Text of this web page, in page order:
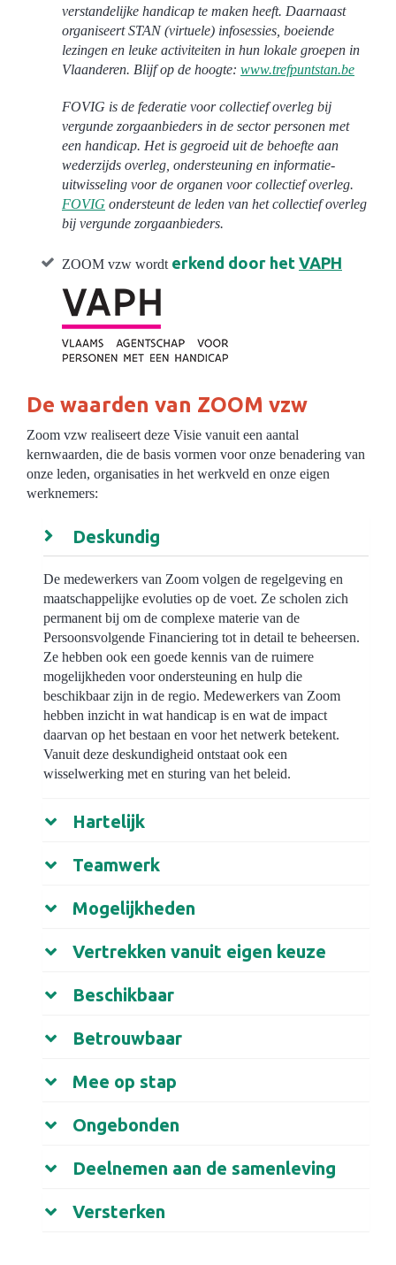
verstandelijke handicap te maken heeft. Daarnaast
organiseert STAN (virtuele) infosessies, boeiende
lezingen en leuke activiteiten in hun lokale groepen in
Vlaanderen. Blijf op de hoogte: www.trefpuntstan.be
FOVIG is de federatie voor collectief overleg bij
vergunde zorgaanbieders in de sector personen met
een handicap. Het is gegroeid uit de behoefte aan
wederzijds overleg, ondersteuning en informatie-
uitwisseling voor de organen voor collectief overleg.
FOVIG ondersteunt de leden van het collectief overleg
bij vergunde zorgaanbieders.
ZOOM vzw wordt erkend door het VAPH
De waarden van ZOOM vzw
Zoom vzw realiseert deze Visie vanuit een aantal
kernwaarden, die de basis vormen voor onze benadering van
onze leden, organisaties in het werkveld en onze eigen
werknemers:
Deskundig
De medewerkers van Zoom volgen de regelgeving en
maatschappelijke evoluties op de voet. Ze scholen zich
permanent bij om de complexe materie van de
Persoonsvolgende Financiering tot in detail te beheersen.
Ze hebben ook een goede kennis van de ruimere
mogelijkheden voor ondersteuning en hulp die
beschikbaar zijn in de regio. Medewerkers van Zoom
hebben inzicht in wat handicap is en wat de impact
daarvan op het bestaan en voor het netwerk betekent.
Vanuit deze deskundigheid ontstaat ook een
wisselwerking met en sturing van het beleid.
Hartelijk
Teamwerk
Mogelijkheden
Vertrekken vanuit eigen keuze
Beschikbaar
Betrouwbaar
Mee op stap
Ongebonden
Deelnemen aan de samenleving
Versterken